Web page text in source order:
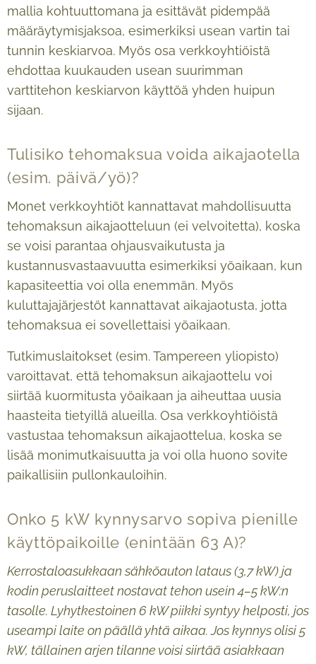
mallia kohtuuttomana ja esittävät pidempää
määräytymisjaksoa, esimerkiksi usean vartin tai
tunnin keskiarvoa. Myös osa verkkoyhtiöistä
ehdottaa kuukauden usean suurimman
varttitehon keskiarvon käyttöä yhden huipun
sijaan.
Tulisiko tehomaksua voida aikajaotella
(esim. päivä/yö)?
Monet verkkoyhtiöt kannattavat mahdollisuutta
tehomaksun aikajaotteluun (ei velvoitetta), koska
se voisi parantaa ohjausvaikutusta ja
kustannusvastaavuutta esimerkiksi yöaikaan, kun
kapasiteettia voi olla enemmän. Myös
kuluttajajärjestöt kannattavat aikajaotusta, jotta
tehomaksua ei sovellettaisi yöaikaan.
Tutkimuslaitokset (esim. Tampereen yliopisto)
varoittavat, että tehomaksun aikajaottelu voi
siirtää kuormitusta yöaikaan ja aiheuttaa uusia
haasteita tietyillä alueilla. Osa verkkoyhtiöistä
vastustaa tehomaksun aikajaottelua, koska se
lisää monimutkaisuutta ja voi olla huono sovite
paikallisiin pullonkauloihin.
Onko 5 kW kynnysarvo sopiva pienille
käyttöpaikoille (enintään 63 A)?
Kerrostaloasukkaan sähköauton lataus (3,7 kW) ja
kodin peruslaitteet nostavat tehon usein 4–5 kW:n
tasolle. Lyhytkestoinen 6 kW piikki syntyy helposti, jos
useampi laite on päällä yhtä aikaa. Jos kynnys olisi 5
kW, tällainen arjen tilanne voisi siirtää asiakkaan